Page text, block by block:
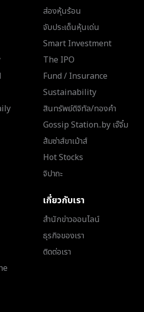
ส่องหุ้นร้อน
จับประเด็นหุ้นเด่น
Smart Investment
The IPO
Fund / Insurance
Sustainability
สินทรัพย์ดิจิทัล/ทองคำ
Gossip Station..by เจ๊จิ๋ม
ส้มซ่าส์ขาเม้าส์
Hot Stocks
จิปาถะ
เกี่ยวกับเรา
สำนักข่าวออนไลน์
ธุรกิจของเรา
ติดต่อเรา